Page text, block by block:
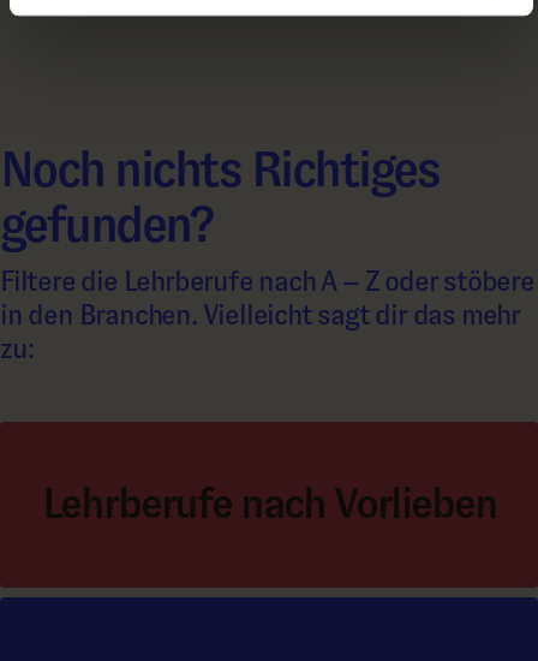
Noch nichts Richtiges
gefunden?
Filtere die Lehrberufe nach A – Z oder stöbere
in den Branchen. Vielleicht sagt dir das mehr
zu:
Lehrberufe nach Vorlieben